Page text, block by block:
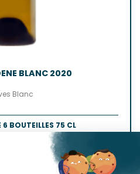
BLANC 2020
Blanc
6 BOUTEILLES 75 CL